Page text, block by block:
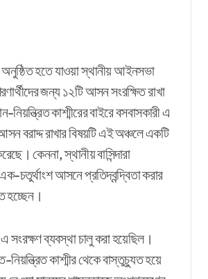
হতে যাওয়া স্থানীয় আইনসভা
শরণার্থীদের জন্য ১২টি আসন সংরক্ষিত রাখা
কাশ্মীরের বাইরে বসবাসকারী এ
বরাদ্দ রাখার বিষয়টি এই অঞ্চলে একটি
কেননা, স্থানীয় বাসিন্দারা
চতুর্থাংশ আসনে প্রতিদ্বন্দ্বিতা করার
হচ্ছেন।
ব্যবস্থা চালু করা হয়েছিল।
নিয়ন্ত্রিত কাশ্মীর থেকে বাস্তুচ্যুত হয়ে